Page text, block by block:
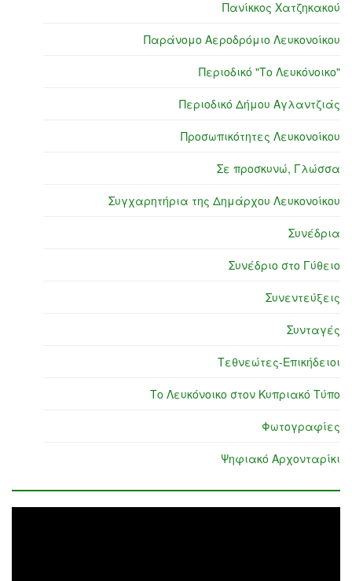
Πανίκκος Χατζηκακού
Παράνομο Αεροδρόμιο Λευκονοίκου
Περιοδικό "Το Λευκόνοικο"
Περιοδικό Δήμου Αγλαντζιάς
Προσωπικότητες Λευκονοίκου
Σε προσκυνώ, Γλώσσα
Συγχαρητήρια της Δημάρχου Λευκονοίκου
Συνέδρια
Συνέδριο στο Γύθειο
Συνεντεύξεις
Συνταγές
Τεθνεώτες-Επικήδειοι
Το Λευκόνοικο στον Κυπριακό Τύπο
Φωτογραφίες
Ψηφιακό Αρχονταρίκι